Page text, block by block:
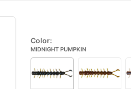
Color:
MIDNIGHT PUMPKIN